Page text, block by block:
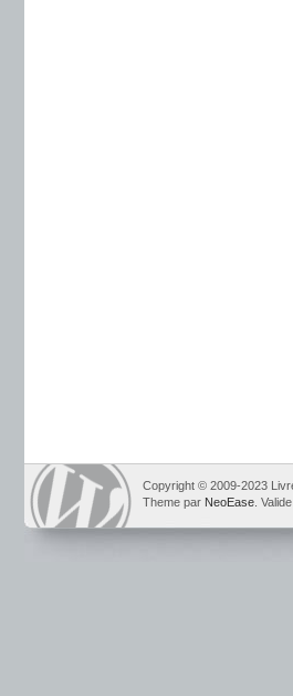
Copyright © 2009-2023
Theme par NeoEase . Valide